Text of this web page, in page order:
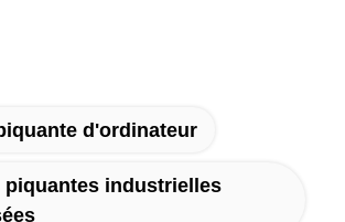
d'ordinateur
piquantes industrielles